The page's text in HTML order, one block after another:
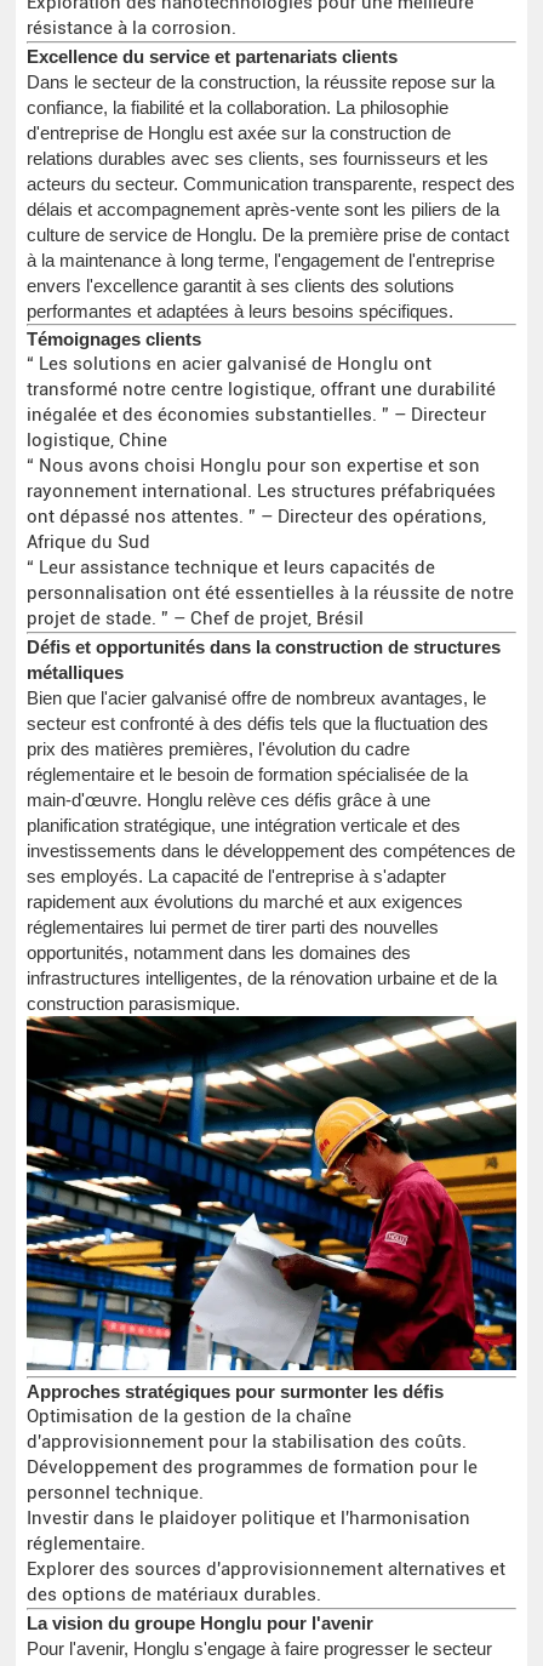
résistance à la corrosion.
Excellence du service et partenariats clients
Dans le secteur de la construction, la réussite repose sur la
confiance, la fiabilité et la collaboration. La philosophie
d'entreprise de Honglu est axée sur la construction de
relations durables avec ses clients, ses fournisseurs et les
acteurs du secteur. Communication transparente, respect des
délais et accompagnement après-vente sont les piliers de la
culture de service de Honglu. De la première prise de contact
à la maintenance à long terme, l'engagement de l'entreprise
envers l'excellence garantit à ses clients des solutions
performantes et adaptées à leurs besoins spécifiques.
Témoignages clients
“ Les solutions en acier galvanisé de Honglu ont
transformé notre centre logistique, offrant une durabilité
inégalée et des économies substantielles. ” – Directeur
logistique, Chine
“ Nous avons choisi Honglu pour son expertise et son
rayonnement international. Les structures préfabriquées
ont dépassé nos attentes. ” – Directeur des opérations,
Afrique du Sud
“ Leur assistance technique et leurs capacités de
personnalisation ont été essentielles à la réussite de notre
projet de stade. ” – Chef de projet, Brésil
Défis et opportunités dans la construction de structures
métalliques
Bien que l'acier galvanisé offre de nombreux avantages, le
secteur est confronté à des défis tels que la fluctuation des
prix des matières premières, l'évolution du cadre
réglementaire et le besoin de formation spécialisée de la
main-d'œuvre. Honglu relève ces défis grâce à une
planification stratégique, une intégration verticale et des
investissements dans le développement des compétences de
ses employés. La capacité de l'entreprise à s'adapter
rapidement aux évolutions du marché et aux exigences
réglementaires lui permet de tirer parti des nouvelles
opportunités, notamment dans les domaines des
infrastructures intelligentes, de la rénovation urbaine et de la
construction parasismique.
Approches stratégiques pour surmonter les défis
Optimisation de la gestion de la chaîne
d'approvisionnement pour la stabilisation des coûts.
Développement des programmes de formation pour le
personnel technique.
Investir dans le plaidoyer politique et l'harmonisation
réglementaire.
Explorer des sources d'approvisionnement alternatives et
des options de matériaux durables.
La vision du groupe Honglu pour l'avenir
Pour l'avenir, Honglu s'engage à faire progresser le secteur